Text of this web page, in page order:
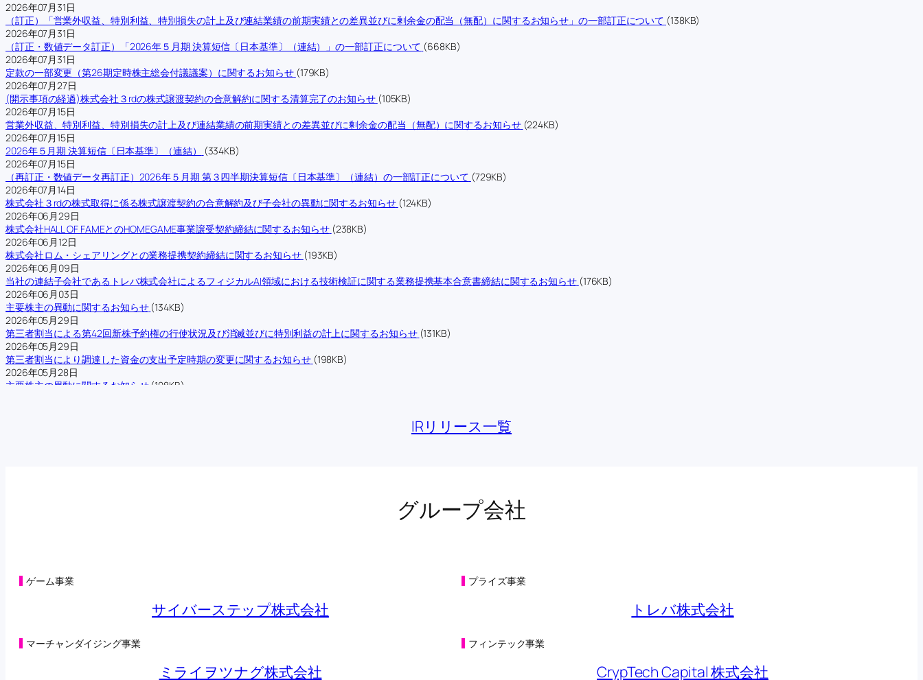
2026年07月31日
（訂正）「営業外収益、特別利益、特別損失の計上及び連結業績の前期実績との差異並びに剰余金の配当（無配）に関するお知らせ」の一部訂正について (138KB)
2026年07月31日
（訂正・数値データ訂正）「2026年５月期 決算短信〔日本基準〕（連結）」の一部訂正について (668KB)
2026年07月31日
定款の一部変更（第26期定時株主総会付議議案）に関するお知らせ (179KB)
2026年07月27日
(開示事項の経過)株式会社３rdの株式譲渡契約の合意解約に関する清算完了のお知らせ (105KB)
2026年07月15日
営業外収益、特別利益、特別損失の計上及び連結業績の前期実績との差異並びに剰余金の配当（無配）に関するお知らせ (224KB)
2026年07月15日
2026年５月期 決算短信〔日本基準〕（連結）
(334KB)
2026年07月15日
（再訂正・数値データ再訂正）2026年５月期 第３四半期決算短信〔日本基準〕（連結）の一部訂正について (729KB)
2026年07月14日
株式会社３rdの株式取得に係る株式譲渡契約の合意解約及び子会社の異動に関するお知らせ (124KB)
2026年06月29日
株式会社HALL OF FAMEとのHOMEGAME事業譲受契約締結に関するお知らせ (238KB)
2026年06月12日
株式会社ロム・シェアリングとの業務提携契約締結に関するお知らせ (193KB)
2026年06月09日
当社の連結子会社であるトレバ株式会社によるフィジカルAI領域における技術検証に関する業務提携基本合意書締結に関するお知らせ (176KB)
2026年06月03日
主要株主の異動に関するお知らせ (134KB)
2026年05月29日
第三者割当による第42回新株予約権の行使状況及び消滅並びに特別利益の計上に関するお知らせ (131KB)
2026年05月29日
第三者割当により調達した資金の支出予定時期の変更に関するお知らせ (198KB)
2026年05月28日
主要株主の異動に関するお知らせ (108KB)
オンラインクレーンゲーム「トレバ」と「CHARGESPOT」による相互送客キャンペーン実施に関するお知らせ
(149KB)
2026年04月22日
（訂正・数値データ訂正）2026年５月期 第３四半期決算短信〔日本基準〕（連結）の一部訂正について
第三者割当による第42回新株予約権の行使状況に関するお知らせ
営業外収益及び特別損失の計上に関するお知らせ (132KB)
IRリリース一覧
グループ会社
ゲーム事業
サイバーステップ株式会社
プライズ事業
トレバ株式会社
マーチャンダイジング事業
ミライヲツナグ株式会社
フィンテック事業
CrypTech Capital 株式会社